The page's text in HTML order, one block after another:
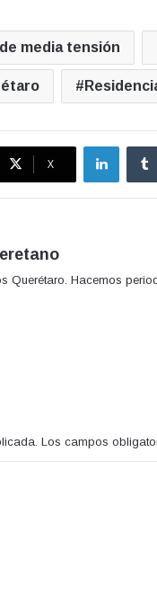
media tensión
X
Querétaro. Hacemos
Los campos